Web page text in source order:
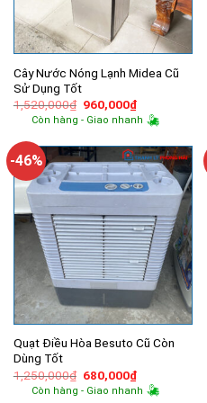
Cây Nước Nóng Lạnh Midea Cũ
Sử Dụng Tốt
1,520,000₫ Giá
gốc
là:
960,000₫Giá
hiện
tại
960,000₫.
Còn hàng - Giao nhanh
-46%
Quạt Điều Hòa Besuto Cũ Còn
Dùng Tốt
1,250,000₫ Giá
gốc
là:
680,000₫Giá
hiện
tại
Còn hàng - Giao nhanh